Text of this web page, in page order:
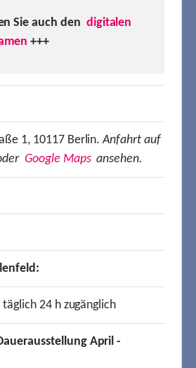
Sie auch den digitalen
+++
1, 10117 Berlin.Anfahrt auf
Google Mapsansehen.
24 h zugänglich
April -